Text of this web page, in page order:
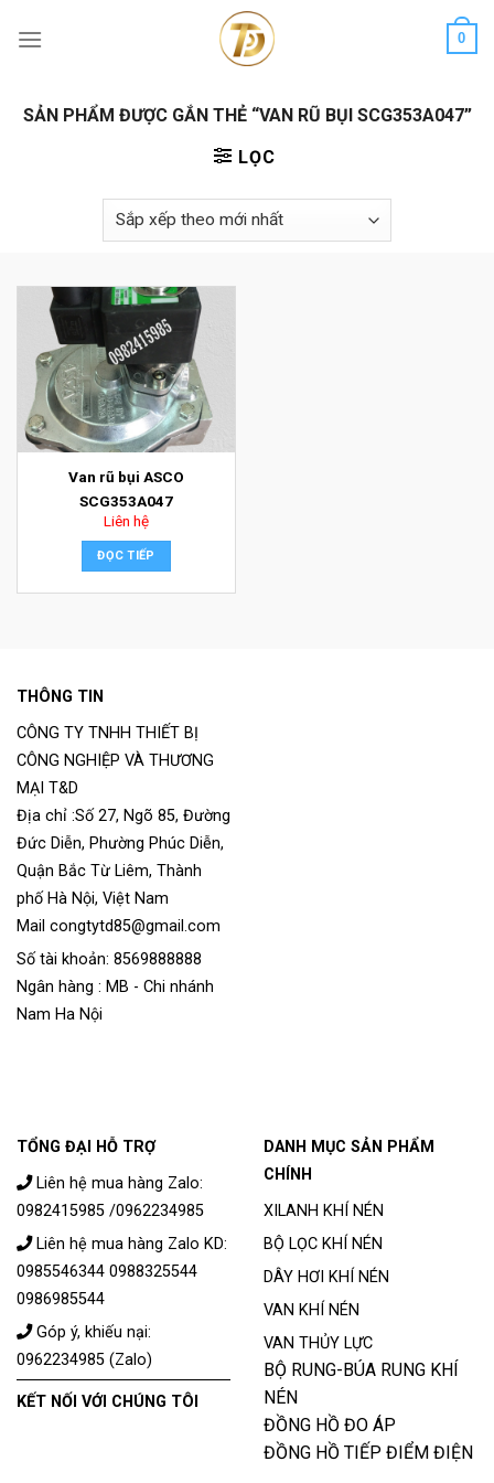
0
SẢN PHẨM ĐƯỢC GẮN THẺ “VAN RŨ BỤI SCG353A047”
LỌC
Van rũ bụi ASCO
SCG353A047
Liên hệ
ĐỌC TIẾP
THÔNG TIN
CÔNG TY TNHH THIẾT BỊ
CÔNG NGHIỆP VÀ THƯƠNG
MẠI T&D
Địa chỉ :Số 27, Ngõ 85, Đường
Đức Diễn, Phường Phúc Diễn,
Quận Bắc Từ Liêm, Thành
phố Hà Nội, Việt Nam
Mail congtytd85@gmail.com
Số tài khoản: 8569888888
Ngân hàng : MB - Chi nhánh
Nam Ha Nội
TỔNG ĐẠI HỖ TRỢ
Liên hệ mua hàng Zalo:
0982415985 /0962234985
Liên hệ mua hàng Zalo KD:
0985546344 0988325544
0986985544
Góp ý, khiếu nại:
0962234985 (Zalo)
KẾT NỐI VỚI CHÚNG TÔI
DANH MỤC SẢN PHẨM
CHÍNH
XILANH KHÍ NÉN
BỘ LỌC KHÍ NÉN
DÂY HƠI KHÍ NÉN
VAN KHÍ NÉN
VAN THỦY LỰC
BỘ RUNG-BÚA RUNG KHÍ
NÉN
ĐỒNG HỒ ĐO ÁP
ĐỒNG HỒ TIẾP ĐIỂM ĐIỆN